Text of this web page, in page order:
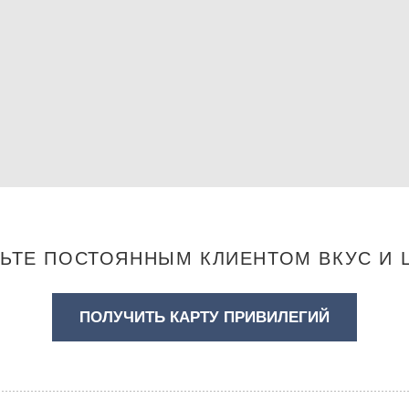
ПОСТОЯННЫМ КЛИЕНТОМ ВКУС И
ПОЛУЧИТЬ КАРТУ ПРИВИЛЕГИЙ